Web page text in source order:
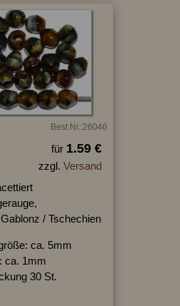
Best.Nr.:26046
für 1.59 €
zzgl. Versand
/ Tschechien
ca. 5mm
ca. 1mm
30 St.